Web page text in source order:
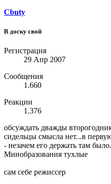
Cbuty
В доску свой
Регистрация
29 Апр 2007
Сообщения
1.660
Реакции
1.376
обсуждать дважды
сидельцы смысла нет...в
- незачем его держать там
Минобразования тухлые
сам себе режиссер